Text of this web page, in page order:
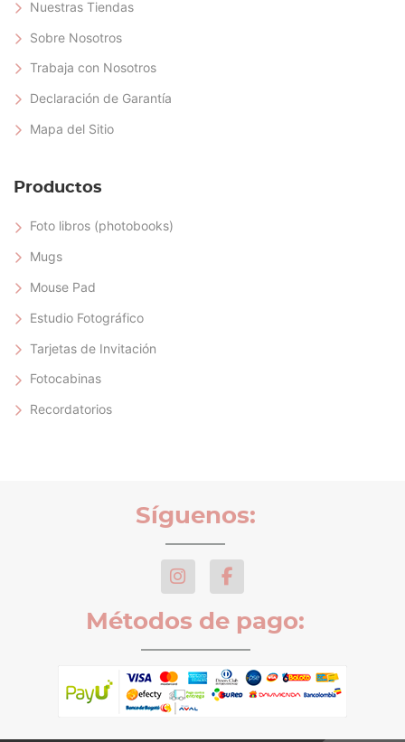
Nuestras Tiendas
Sobre Nosotros
Trabaja con Nosotros
Declaración de Garantía
Mapa del Sitio
Productos
Foto libros (photobooks)
Mugs
Mouse Pad
Estudio Fotográfico
Tarjetas de Invitación
Fotocabinas
Recordatorios
Síguenos:
Métodos de pago: